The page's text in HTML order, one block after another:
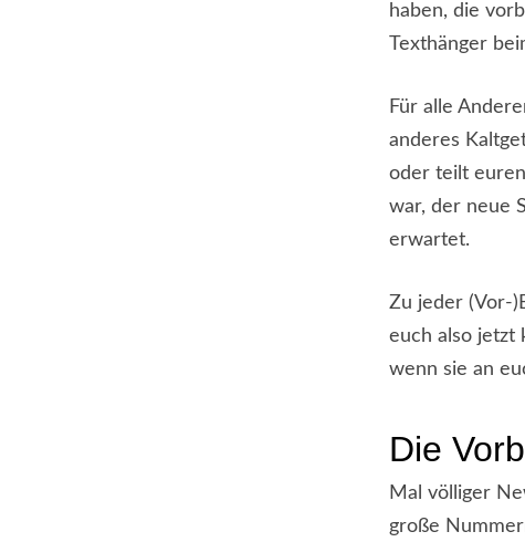
haben, die
Texthänger
Für alle
anderes
oder teilt
war, der neue
erwartet.
Zu jeder (Vor-
euch also jetzt
wenn sie an
Die
Mal völliger
große